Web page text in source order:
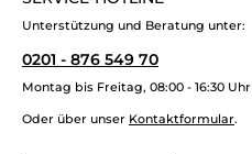
Unterstützung und Beratung unter:
0201 - 876 549 70
Montag bis Freitag, 08:00 - 16:30 Uhr
Oder über unser Kontaktformular.